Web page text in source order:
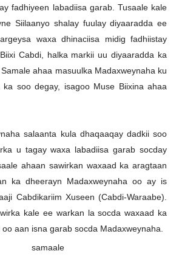
fadhiyeen labadiisa garab. Tusaale kale
Siilaanyo shalay fuulay diyaaradda ee
waxa dhinaciisa midig fadhiistay
Cabdi, halka markii uu diyaaradda ka
ahaa masuulka Madaxweynaha ku
soo degay, isagoo Muse Biixina ahaa
salaanta kula dhaqaaqay dadkii soo
u tagay waxa labadiisa garab socday
ahaan sawirkan waxaad ka aragtaan
ka dheerayn Madaxweynaha oo ay is
Cabdikariim Xuseen (Cabdi-Waraabe).
kale ee warkan la socda waxaad ka
aan isna garab socda Madaxweynaha.